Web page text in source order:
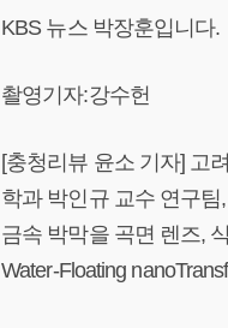
KBS 뉴스 박장훈입니다.
촬영기자:강수헌
[충청리뷰 윤소 기자] 고
학과 박인규 교수 연구
금속 박막을 곡면 렌즈,
Water-Floating